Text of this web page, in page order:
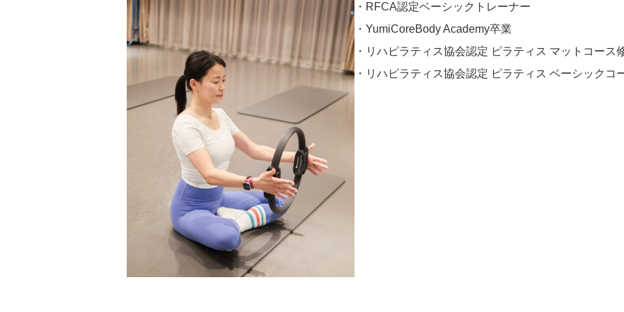
・RFCA認定ベーシックトレーナー
・YumiCoreBody Academy卒業
・リハピラティス協会認定 ピラティス マットコース
・リハピラティス協会認定 ピラティス ベーシックコ